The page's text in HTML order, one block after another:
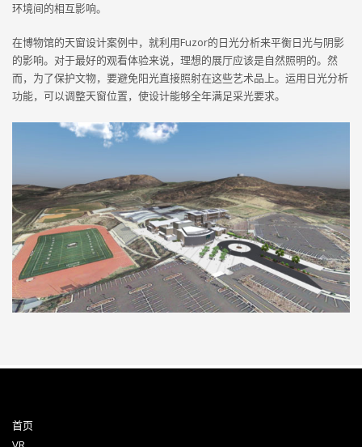
环境间的相互影响。
在博物馆的天窗设计案例中，就利用Fuzor的日光分析来平衡日光与阴影
的影响。对于最好的观看体验来说，理想的展厅应该是自然照明的。然
而，为了保护文物，要避免阳光直接照射在这些艺术品上。运用日光分析
功能，可以调整天窗位置，使设计能够全年满足采光要求。
首页